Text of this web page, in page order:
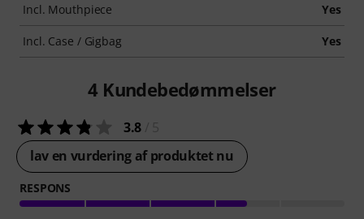
Incl. Mouthpiece Yes
Incl. Case / Gigbag Yes
4 Kundebedømmelser
3.8
lav en vurdering af produktet nu
RESPONS